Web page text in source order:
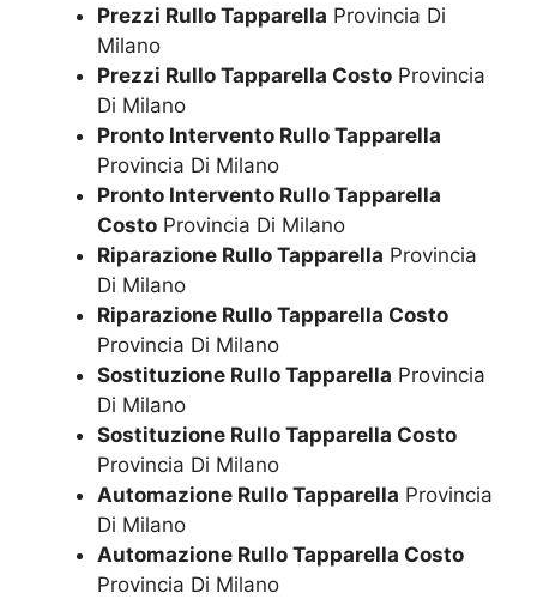
Prezzi Rullo Tapparella Provincia Di
Milano
Prezzi Rullo Tapparella Costo Provincia
Di Milano
Pronto Intervento Rullo Tapparella
Provincia Di Milano
Pronto Intervento Rullo Tapparella
Costo Provincia Di Milano
Riparazione Rullo Tapparella Provincia
Di Milano
Riparazione Rullo Tapparella Costo
Provincia Di Milano
Sostituzione Rullo Tapparella Provincia
Di Milano
Sostituzione Rullo Tapparella Costo
Provincia Di Milano
Automazione Rullo Tapparella Provincia
Di Milano
Automazione Rullo Tapparella Costo
Provincia Di Milano